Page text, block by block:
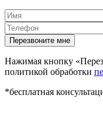
Перезвоните мне
Нажимая кнопку
политикой обработки
*бесплатная